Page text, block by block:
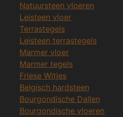
Natuursteen vloeren
Leisteen vloer
Terrastegels
Leisteen terrastegels
Marmer vloer
Marmer tegels
Friese Witjes
Belgisch hardsteen
Bourgondische Dallen
Bourgondische vloeren